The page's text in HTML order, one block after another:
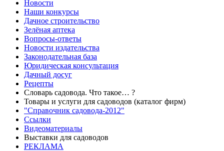
Новости
Наши конкурсы
Дачное строительство
Зелёная аптека
Вопросы-ответы
Новости издательства
Законодательная база
Юридическая консультация
Дачный досуг
Рецепты
Словарь садовода. Что такое… ?
Товары и услуги для садоводов (каталог фирм)
"Справочник садовода-2012"
Ссылки
Видеоматериалы
Выставки для садоводов
РЕКЛАМА